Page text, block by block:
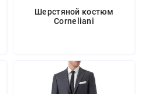
Шерстяной костюм
Corneliani